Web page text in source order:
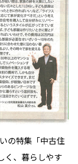
の特集「中古住
、暮らしやす